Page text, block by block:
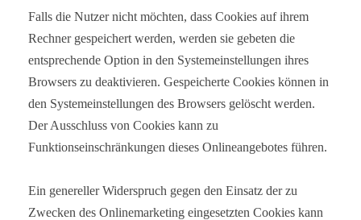
Falls die Nutzer nicht möchten, dass Cookies auf ihrem
Rechner gespeichert werden, werden sie gebeten die
entsprechende Option in den Systemeinstellungen ihres
Browsers zu deaktivieren. Gespeicherte Cookies können in
den Systemeinstellungen des Browsers gelöscht werden.
Der Ausschluss von Cookies kann zu
Funktionseinschränkungen dieses Onlineangebotes führen.
Ein genereller Widerspruch gegen den Einsatz der zu
Zwecken des Onlinemarketing eingesetzten Cookies kann